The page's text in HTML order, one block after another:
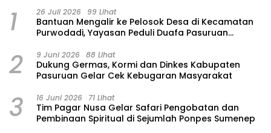
1 26 Juli 2026 99 Lihat
‎Bantuan Mengalir ke Pelosok Desa di Kecamatan
Purwodadi, Yayasan Peduli Duafa Pasuruan
2 9 Juni 2026 88 Lihat
Dukung Germas, Kormi dan Dinkes Kabupaten
Pasuruan Gelar Cek Kebugaran Masyarakat
3 16 Juni 2026 71 Lihat
Tim Pagar Nusa Gelar Safari Pengobatan dan
Pembinaan Spiritual di Sejumlah Ponpes Sumenep